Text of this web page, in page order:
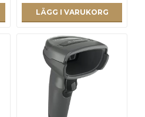
LÄGG I VARUKORG